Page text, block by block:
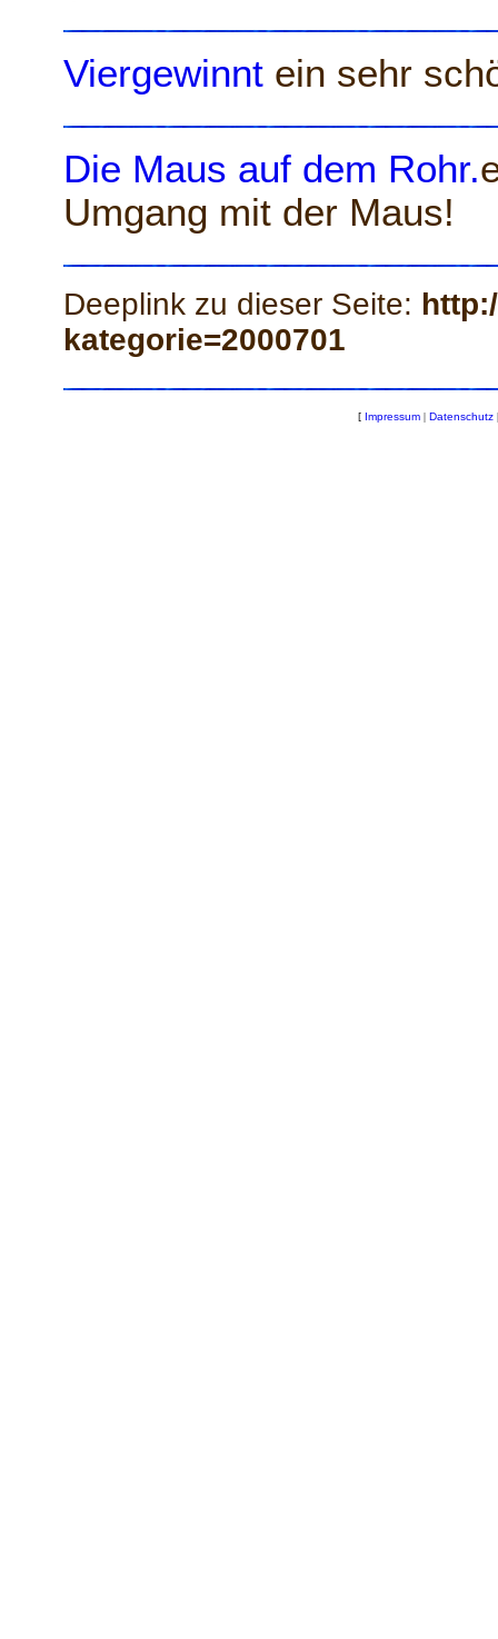
Viergewinntein sehr
Die Maus auf dem Rohr.
Umgang mit der Maus!
Deeplink zu dieser Seite:
kategorie=2000701
[ Impressum | Datenschutz